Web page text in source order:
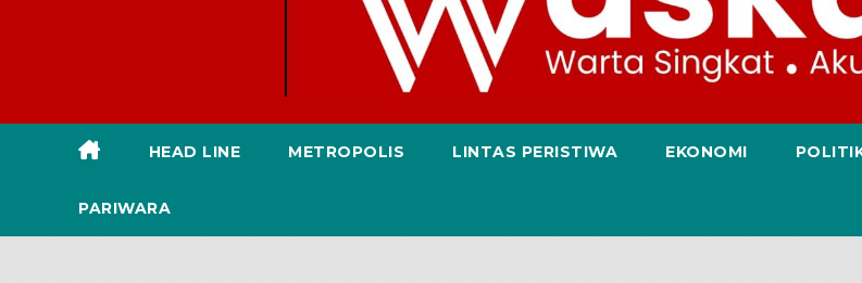
HEAD LINE METROPOLIS LINTAS PERISTIWA EKONOMI
PARIWARA